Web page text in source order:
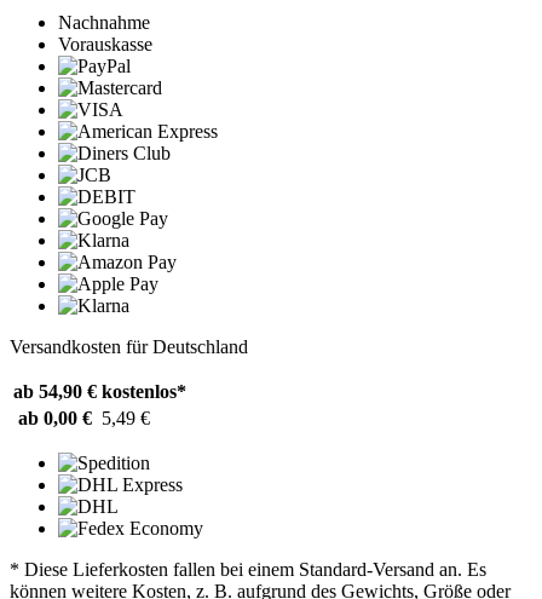
Nachnahme
Vorauskasse
Versandkosten für Deutschland
ab 54,90 € kostenlos*
ab 0,00 € 5,49 €
* Diese Lieferkosten fallen bei einem Standard-Versand an. Es
können weitere Kosten, z. B. aufgrund des Gewichts, Größe oder